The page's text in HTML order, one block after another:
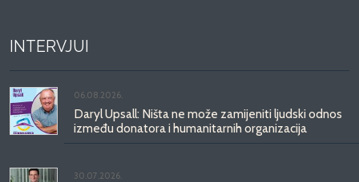
INTERVJUI
06.08.2026.
Daryl Upsall: Ništa ne može zamijeniti ljudski odnos
između donatora i humanitarnih organizacija
30.07.2026.